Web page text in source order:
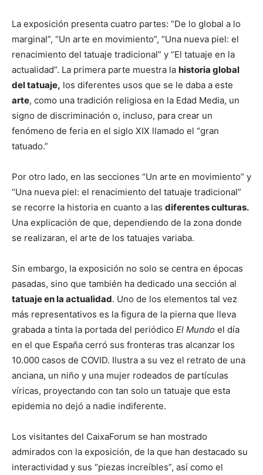
La exposición presenta cuatro partes: “De lo global a lo
marginal”, “Un arte en movimiento”, “Una nueva piel: el
renacimiento del tatuaje tradicional” y “El tatuaje en la
actualidad”. La primera parte muestra la historia global
del tatuaje, los diferentes usos que se le daba a este
arte, como una tradición religiosa en la Edad Media, un
signo de discriminación o, incluso, para crear un
fenómeno de feria en el siglo XIX llamado el “gran
tatuado.”
Por otro lado, en las secciones “Un arte en movimiento” y
“Una nueva piel: el renacimiento del tatuaje tradicional”
se recorre la historia en cuanto a las diferentes culturas.
Una explicación de que, dependiendo de la zona donde
se realizaran, el arte de los tatuajes variaba.
Sin embargo, la exposición no solo se centra en épocas
pasadas, sino que también ha dedicado una sección al
tatuaje en la actualidad. Uno de los elementos tal vez
más representativos es la figura de la pierna que lleva
grabada a tinta la portada del periódico El Mundo el día
en el que España cerró sus fronteras tras alcanzar los
10.000 casos de COVID. Ilustra a su vez el retrato de una
anciana, un niño y una mujer rodeados de partículas
víricas, proyectando con tan solo un tatuaje que esta
epidemia no dejó a nadie indiferente.
Los visitantes del CaixaForum se han mostrado
admirados con la exposición, de la que han destacado su
interactividad y sus “piezas increíbles”, así como el